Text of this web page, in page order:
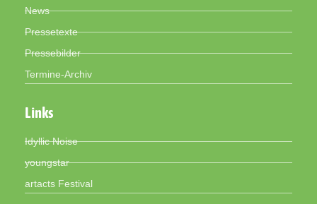
News
Pressetexte
Pressebilder
Termine-Archiv
Links
Idyllic Noise
youngstar
artacts Festival